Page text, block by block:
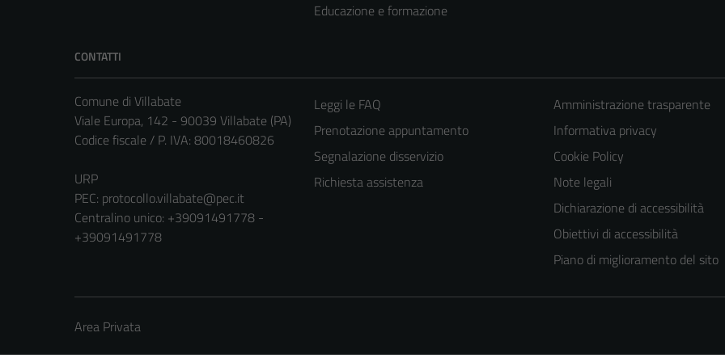
Educazione e formazione
CONTATTI
Comune di Villabate
Viale Europa, 142 - 90039 Villabate (PA)
Codice fiscale / P. IVA: 80018460826
URP
PEC: protocollo.villabate@pec.it
Centralino unico: +39091491778 -
+39091491778
Leggi le FAQ
Prenotazione appuntamento
Segnalazione disservizio
Richiesta assistenza
Amministrazione trasparente
Informativa privacy
Cookie Policy
Note legali
Dichiarazione di accessibilità
Obiettivi di accessibilità
Piano di miglioramento del sito
Area Privata